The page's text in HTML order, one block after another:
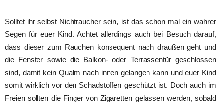
Solltet ihr selbst Nichtraucher sein, ist das schon mal ein wahrer
Segen für euer Kind. Achtet allerdings auch bei Besuch darauf,
dass dieser zum Rauchen konsequent nach draußen geht und
die Fenster sowie die Balkon- oder Terrassentür geschlossen
sind, damit kein Qualm nach innen gelangen kann und euer Kind
somit wirklich vor den Schadstoffen geschützt ist. Doch auch im
Freien sollten die Finger von Zigaretten gelassen werden, sobald